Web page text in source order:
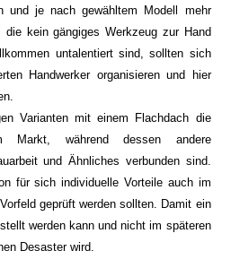
und je nach gewähltem Modell mehr
die kein gängiges Werkzeug zur Hand
untalentiert sind, sollten sich
Handwerker organisieren und hier
Varianten mit einem Flachdach die
Markt, während dessen andere
und Ähnliches verbunden sind.
für sich individuelle Vorteile auch im
geprüft werden sollten. Damit ein
werden kann und nicht im späteren
Desaster wird.